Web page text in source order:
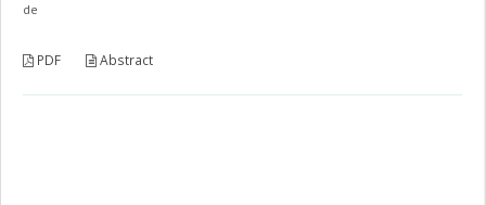
de
PDF Abstract